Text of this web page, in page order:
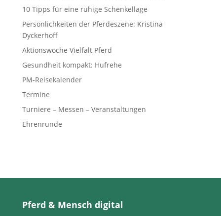
10 Tipps für eine ruhige Schenkellage
Persönlichkeiten der Pferdeszene: Kristina
Dyckerhoff
Aktionswoche Vielfalt Pferd
Gesundheit kompakt: Hufrehe
PM-Reisekalender
Termine
Turniere – Messen – Veranstaltungen
Ehrenrunde
Pferd & Mensch digital